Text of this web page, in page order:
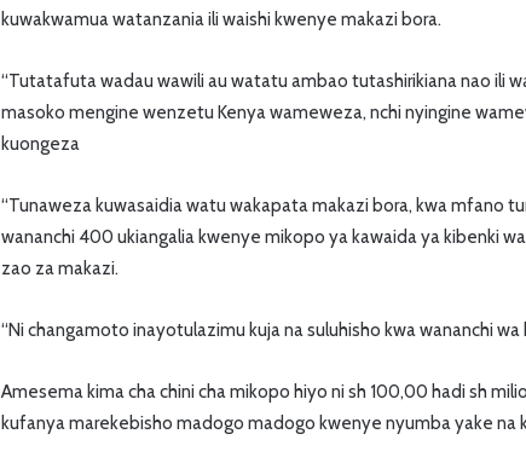
kuwakwamua watanzania ili waishi kwenye makazi bora.
“Tutatafuta wadau wawili au watatu ambao tutashirikiana nao ili
masoko mengine wenzetu Kenya wameweza, nchi nyingine
kuongeza
“Tunaweza kuwasaidia watu wakapata makazi bora, kwa mfano
wananchi 400 ukiangalia kwenye mikopo ya kawaida ya kibenki
zao za makazi.
“Ni changamoto inayotulazimu kuja na suluhisho kwa wananchi wa
Amesema kima cha chini cha mikopo hiyo ni sh 100,00 hadi sh
kufanya marekebisho madogo madogo kwenye nyumba yake na